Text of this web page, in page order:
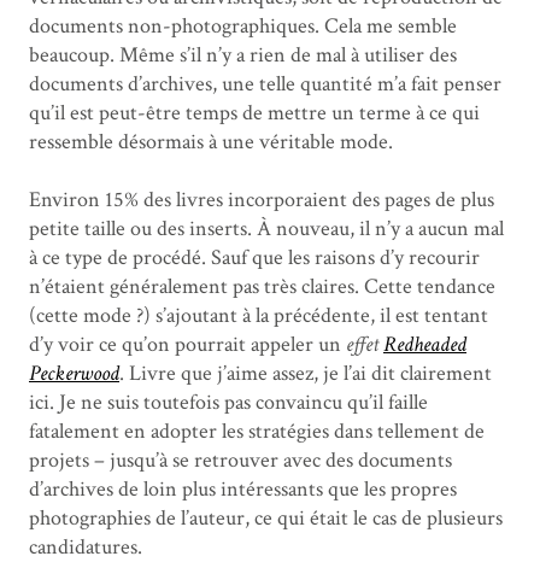
documents non-photographiques. Cela me semble
beaucoup. Même s’il n’y a rien de mal à utiliser des
documents d’archives, une telle quantité m’a fait penser
qu’il est peut-être temps de mettre un terme à ce qui
ressemble désormais à une véritable mode.
Environ 15% des livres incorporaient des pages de plus
petite taille ou des inserts. À nouveau, il n’y a aucun mal
à ce type de procédé. Sauf que les raisons d’y recourir
n’étaient généralement pas très claires. Cette tendance
(cette mode ?) s’ajoutant à la précédente, il est tentant
d’y voir ce qu’on pourrait appeler un effetRedheaded
Peckerwood. Livre que j’aime assez, je l’ai dit clairement
ici. Je ne suis toutefois pas convaincu qu’il faille
fatalement en adopter les stratégies dans tellement de
projets – jusqu’à se retrouver avec des documents
d’archives de loin plus intéressants que les propres
photographies de l’auteur, ce qui était le cas de plusieurs
candidatures.